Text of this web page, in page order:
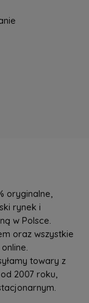
oryginalne,
rynek i
w Polsce.
oraz wszystkie
towary z
2007 roku,